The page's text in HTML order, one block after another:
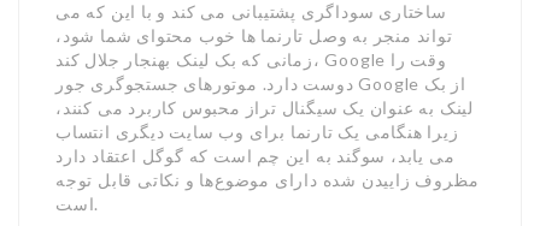
ساختاری سوداگری پشتیبانی می کند و با این که می
تواند منجر به وصل تارنما ها خوب محتوای شما شود،
زمانی که بک لینک بهنجار جلال کند، Google وقت را
دوست دارد. موتورهای جستجوگری جور Google از بک
لینک به عنوان یک سیگنال تراز محبوس کاربرد می کنند،
زیرا هنگامی یک تارنما برای وب سایت دیگری انتساب
می یابد، سوگند به این چم است که گوگل اعتقاد دارد
مظروف زاییدن شده دارای موضوع‌ها و نکاتی قابل توجه
است.